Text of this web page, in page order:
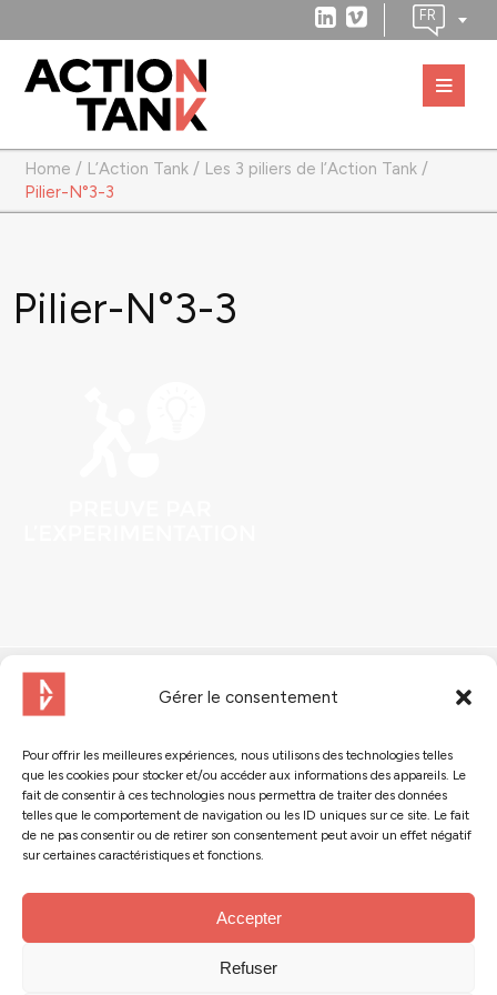
Gérer le consentement
Pour offrir les meilleures expériences, nous utilisons des technologies telles
que les cookies pour stocker et/ou accéder aux informations des appareils. Le
fait de consentir à ces technologies nous permettra de traiter des données
telles que le comportement de navigation ou les ID uniques sur ce site. Le fait
de ne pas consentir ou de retirer son consentement peut avoir un effet négatif
sur certaines caractéristiques et fonctions.
Accepter
Refuser
Home / L’Action Tank / Les 3 piliers de l’Action Tank /
Pilier-N°3-3
Pilier-N°3-3
Contactez-nous
Suivez-nous :
© 2024 - Action Tank